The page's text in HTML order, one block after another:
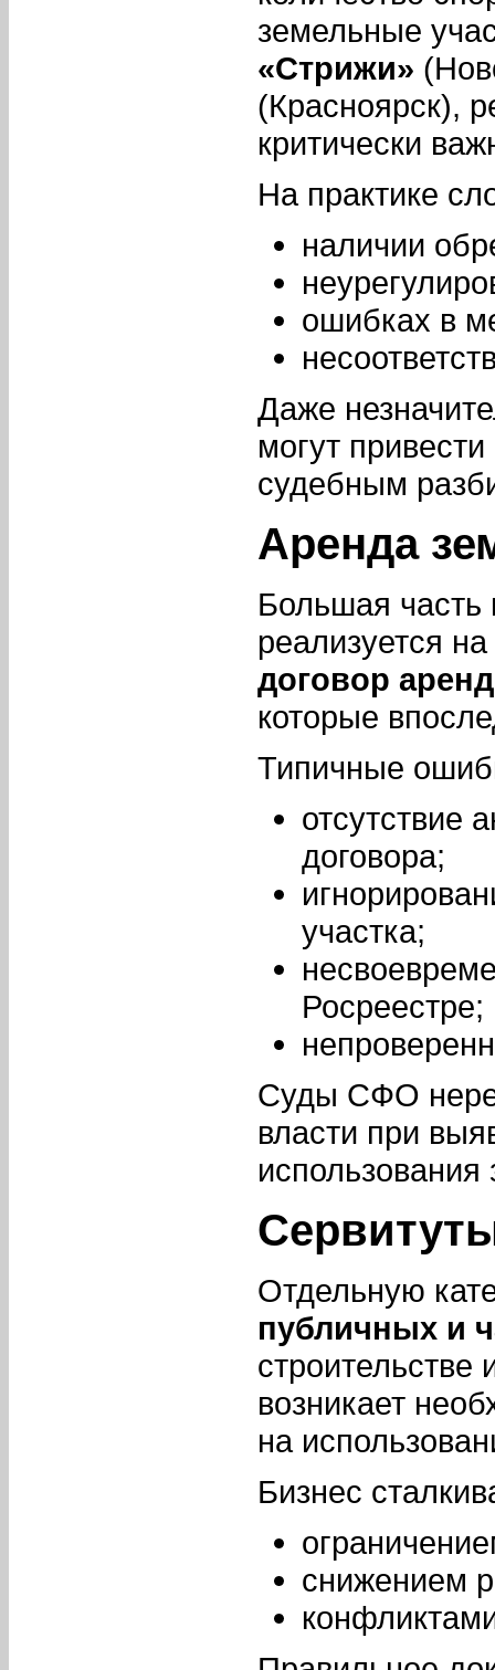
земельные
«Стрижи»
(Красноярск),
критически
На практике
наличии
ошибках в
Даже
могут
судебным
Аренда
Большая
реализуется
договор
которые
Типичные
отсутствие
договора;
участка;
Росреестре;
Суды СФО
власти при
использования
Отдельную
публичных и
строительстве
возникает
на
Бизнес
снижением